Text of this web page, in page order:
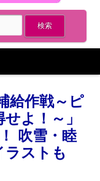
給作戦～ピ
よ！～」
吹雪・睦
ラストも